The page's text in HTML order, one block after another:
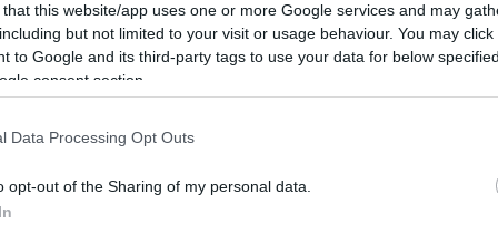
that this website/app uses one or more Google services and may
but not limited to your visit or usage behaviour. You may
to Google and its third-party tags to use your data for below
consent section.
Data Processing Opt Outs
opt-out of the Sharing of my personal data.
További fotók a sztárról! - Mariah
kigömbölyödve, múlt hónapban
az elmúlt két
kikerekedett-
a boldogságtól -,a szokásosnál is jobban
miatt domborodik a ruha alatt - néhány fotó is igen
AZ